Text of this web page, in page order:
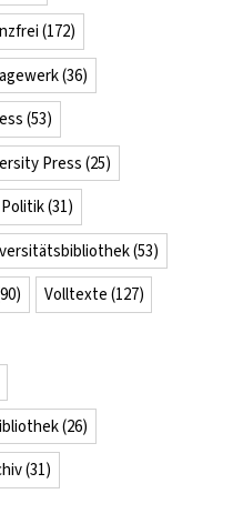
(172)
(36)
(53)
Press(25)
Politik(31)
(53)
Volltexte (127)
(26)
(31)